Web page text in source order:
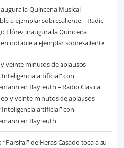
la Quincena Musical
a ejemplar sobresaliente – Radio
Flórez inaugura la Quincena
notable a ejemplar sobresaliente
veinte minutos de aplausos
artificial” con
en Bayreuth – Radio Clásica
y veinte minutos de aplausos
artificial” con
en Bayreuth
de Heras Casado toca a su